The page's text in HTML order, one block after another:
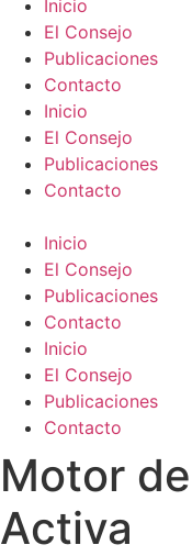
Inicio
El Consejo
Publicaciones
Contacto
Inicio
El Consejo
Publicaciones
Contacto
Inicio
El Consejo
Publicaciones
Contacto
Inicio
El Consejo
Publicaciones
Contacto
Motor
Activa